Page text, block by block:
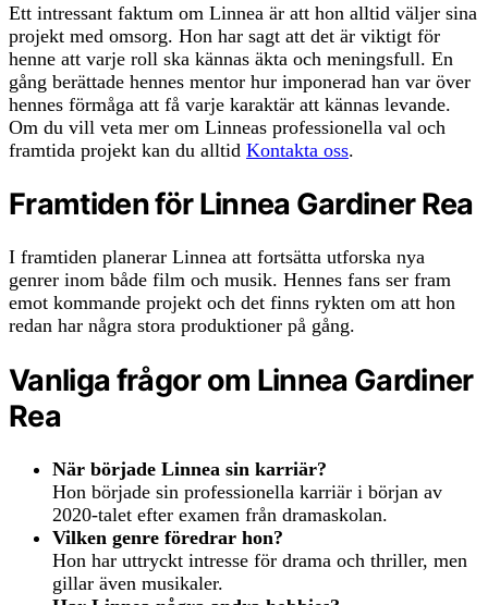
Ett intressant faktum om Linnea är att hon alltid väljer sina
projekt med omsorg. Hon har sagt att det är viktigt för
henne att varje roll ska kännas äkta och meningsfull. En
gång berättade hennes mentor hur imponerad han var över
hennes förmåga att få varje karaktär att kännas levande.
Om du vill veta mer om Linneas professionella val och
framtida projekt kan du alltid Kontakta oss.
Framtiden för Linnea Gardiner Rea
I framtiden planerar Linnea att fortsätta utforska nya
genrer inom både film och musik. Hennes fans ser fram
emot kommande projekt och det finns rykten om att hon
redan har några stora produktioner på gång.
Vanliga frågor om Linnea Gardiner
Rea
När började Linnea sin karriär?
Hon började sin professionella karriär i början av
2020-talet efter examen från dramaskolan.
Vilken genre föredrar hon?
Hon har uttryckt intresse för drama och thriller, men
gillar även musikaler.